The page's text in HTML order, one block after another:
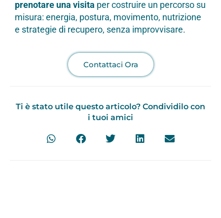
prenotare una visita per costruire un percorso su
misura: energia, postura, movimento, nutrizione
e strategie di recupero, senza improvvisare.
Contattaci Ora
Ti è stato utile questo articolo? Condividilo con
i tuoi amici